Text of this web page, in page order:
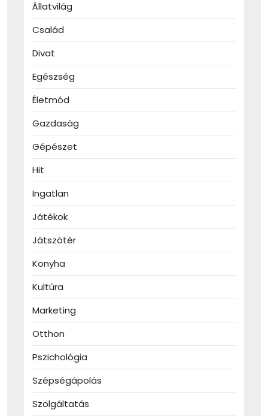
Állatvilág
Család
Divat
Egészség
Életmód
Gazdaság
Gépészet
Hit
Ingatlan
Játékok
Játszótér
Konyha
Kultúra
Marketing
Otthon
Pszichológia
Szépségápolás
Szolgáltatás